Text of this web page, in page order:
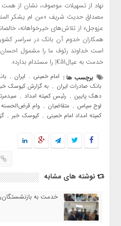
نهاد از تسهیلات موصوف، نشان از همت
عزوجل» از تلاش‌های خیرخواهانه،
همکاران خدوم آن بانک در سراسر
است خداوند رئوف ما را مشمول
خدمت به عیال‌اâ€¦ را مستدام بدارد».
برچسب ها : امام خمینی , ایران ,
بانک صادرات ایران , به گزارش کیوسک
دهک پایین , رئیس کمیته امداد ,
لوح سپاس , متقاضیان , وام قرض‌الحسنه
کمیته امداد امام خمینی , کیوسک خبر ,
نوشته های مشابه
خدمت به